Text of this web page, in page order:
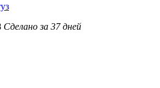
Сделано за 37 дней